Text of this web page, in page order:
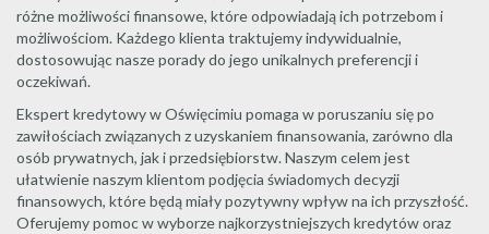
różne możliwości finansowe, które odpowiadają ich potrzebom i
możliwościom. Każdego klienta traktujemy indywidualnie,
dostosowując nasze porady do jego unikalnych preferencji i
oczekiwań.
Ekspert kredytowy w Oświęcimiu pomaga w poruszaniu się po
zawiłościach związanych z uzyskaniem finansowania, zarówno dla
osób prywatnych, jak i przedsiębiorstw. Naszym celem jest
ułatwienie naszym klientom podjęcia świadomych decyzji
finansowych, które będą miały pozytywny wpływ na ich przyszłość.
Oferujemy pomoc w wyborze najkorzystniejszych kredytów oraz